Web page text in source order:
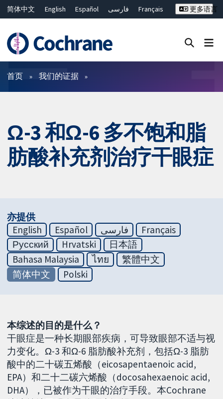
简体中文 English Español فارسی
Français
ไทย
繁體中文
更多语言
过滤
首页 我们的证据
Ω-3 和Ω-6 多不饱和脂
肪酸补充剂治疗干眼症
亦提供
English
Español فارسی
Français
Русский
Hrvatski
日本語
Bahasa Malaysia
ไทย
繁體中文
简体中文
Polski
本综述的目的是什么？
干眼症是一种长期眼部疾病，可导致眼部不适与视
力变化。Ω-3 和Ω-6 脂肪酸补充剂，包括Ω-3 脂肪
酸中的二十碳五烯酸（eicosapentaenoic acid,
EPA）和二十二碳六烯酸（docosahexaenoic acid,
DHA），已被作为干眼的治疗手段。本Cochrane